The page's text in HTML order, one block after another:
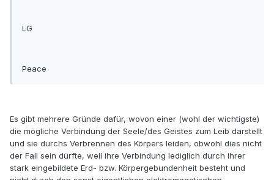
LG
Peace
Es gibt mehrere Gründe dafür, wovon einer (wohl der wichtigste)
die mögliche Verbindung der Seele/des Geistes zum Leib darstellt
und sie durchs Verbrennen des Körpers leiden, obwohl dies nicht
der Fall sein dürfte, weil ihre Verbindung lediglich durch ihrer
stark eingebildete Erd- bzw. Körpergebundenheit besteht und